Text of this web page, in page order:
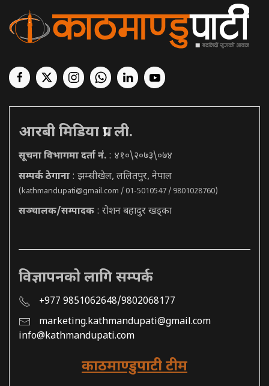
आरबी मिडिया प्रा. ली.
सूचना विभागमा दर्ता नं. : ४१०\२०७३\०७४
सम्पर्क ठेगाना : झम्सीखेल, ललितपुर, नेपाल
(kathmandupati@gmail.com / 01-5010547 / 9801028760)
सञ्चालक/सम्पादक : रोशन बहादुर खड्का
विज्ञापनको लागि सम्पर्क
+977 9851062648/9802068177
marketing.kathmandupati@gmail.com
info@kathmandupati.com
काठमाण्डुपाटी टीम